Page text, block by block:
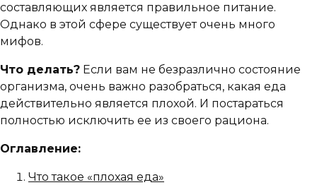
составляющих является правильное питание.
Однако в этой сфере существует очень много
мифов.
Что делать? Если вам не безразлично состояние
организма, очень важно разобраться, какая еда
действительно является плохой. И постараться
полностью исключить ее из своего рациона.
Оглавление:
Что такое «плохая еда»